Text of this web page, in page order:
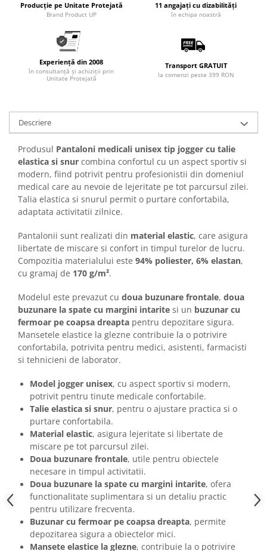
Producție pe Unitate Protejată
Brand Product UP
11 angajați cu dizabilități
în echipa noastră
Experiență din 2008
în consultanță și achiziții prin
Unitate Protejată
Transport GRATUIT
la comenzi peste 399 RON
Descriere
Produsul Pantaloni medicali unisex tip jogger cu talie
elastica si snur combina confortul cu un aspect sportiv si
modern, fiind potrivit pentru profesionistii din domeniul
medical care au nevoie de lejeritate pe tot parcursul zilei.
Talia elastica si snurul permit o purtare confortabila,
adaptata activitatii zilnice.
Pantalonii sunt realizati din material elastic, care asigura
libertate de miscare si confort in timpul turelor de lucru.
Compozitia materialului este 94% poliester, 6% elastan,
cu gramaj de 170 g/m².
Modelul este prevazut cu doua buzunare frontale, doua
buzunare la spate cu margini intarite si un buzunar cu
fermoar pe coapsa dreapta pentru depozitare sigura.
Mansetele elastice la glezne contribuie la o potrivire
confortabila, potrivita pentru medici, asistenti, farmacisti
si tehnicieni de laborator.
Model jogger unisex, cu aspect sportiv si modern,
potrivit pentru tinute medicale confortabile.
Talie elastica si snur, pentru o ajustare practica si o
purtare confortabila.
Material elastic, asigura lejeritate si libertate de
miscare pe tot parcursul zilei.
Doua buzunare frontale, utile pentru obiectele
necesare in timpul activitatii.
Doua buzunare la spate cu margini intarite, ofera
functionalitate suplimentara si un detaliu practic
pentru utilizare frecventa.
Buzunar cu fermoar pe coapsa dreapta, permite
depozitarea sigura a obiectelor mici.
Mansete elastice la glezne, contribuie la o potrivire